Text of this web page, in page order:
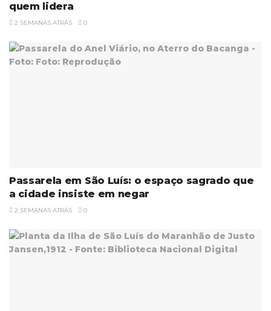
quem lidera
2 SEMANAS ATRÁS 0
Passarela em São Luís: o espaço sagrado que
a cidade insiste em negar
2 SEMANAS ATRÁS 0